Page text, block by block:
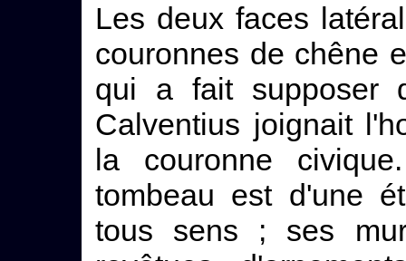
Les deux faces
couronnes de chêne
qui a fait supposer
Calventius joignait
la couronne
tombeau est d'une
tous sens ; ses